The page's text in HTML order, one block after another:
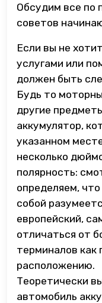
Обсудим все по
советов
Если вы не
услугами или
должен быть
Будь то
другие
аккумулятор,
указанном
несколько
полярность:
определяем,
собой
европейский,
отличаться от
терминалов как
расположению.
Теоретически
автомобиль